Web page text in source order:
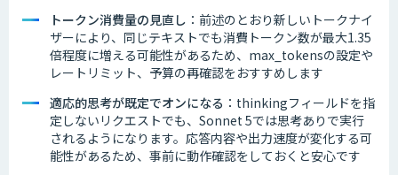
トークン消費量の見直し ：前述のとおり新しいトークナイ
ザーにより、同じテキストでも消費トークン数が最大1.35
倍程度に増える可能性があるため、max_tokensの設定や
レートリミット、予算の再確認をおすすめします
適応的思考が既定でオンになる ：thinkingフィールドを指
定しないリクエストでも、Sonnet 5では思考ありで実行
されるようになります。応答内容や出力速度が変化する可
能性があるため、事前に動作確認をしておくと安心です